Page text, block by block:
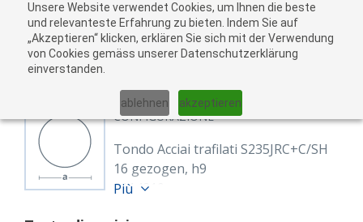
Unsere Website verwendet Cookies, um Ihnen die beste
und relevanteste Erfahrung zu bieten. Indem Sie auf
„Akzeptieren“ klicken, erklären Sie sich mit der Verwendung
von Cookies gemäss unserer Datenschutzerklärung
einverstanden.
ablehnen akzeptieren
01 02
CONFIGURAZIONE
Tondo Acciai trafilati S235JRC+C/SH
16 gezogen, h9
8114210
Più